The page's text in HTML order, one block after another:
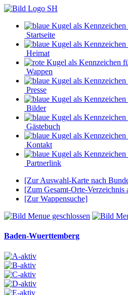
Startseite
Heimat
Wappen
Presse
Bilder
Gästebuch
Kontakt
Partnerlink
[Zur Auswahl-Karte nach
[Zum Gesamt-Orte-Verzeichnis
[Zur Wappensuche]
Baden-Wuerttemberg